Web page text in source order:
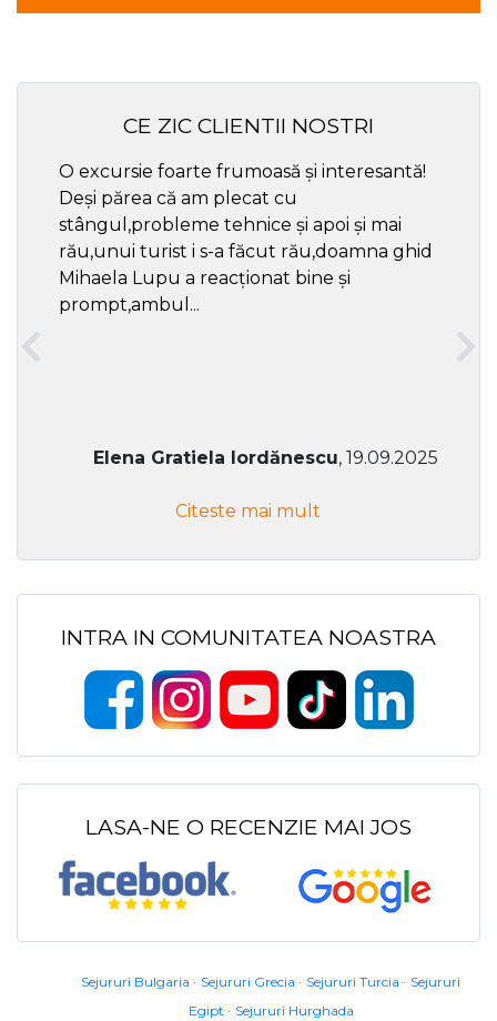
CE ZIC CLIENTII NOSTRI
O excursie foarte frumoasă și interesantă!
Deși părea că am plecat cu
stângul,probleme tehnice și apoi și mai
rău,unui turist i s-a făcut rău,doamna ghid
Mihaela Lupu a reacționat bine și
prompt,ambul...
Elena Gratiela Iordănescu, 19.09.2025
Citeste mai mult
INTRA IN COMUNITATEA NOASTRA
LASA-NE O RECENZIE MAI JOS
Sejururi Bulgaria Sejururi Grecia Sejururi Turcia
Sejururi
Egipt
Sejururi Hurghada